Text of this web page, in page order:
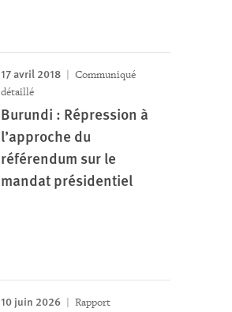
17 avril 2018
Communiqué
détaillé
Burundi : Répression à
l’approche du
référendum sur le
mandat présidentiel
10 juin 2026 Rapport